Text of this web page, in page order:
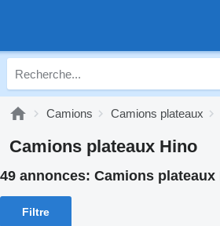
Camions Camions plateaux
Camions plateaux Hino
49 annonces: Camions plateaux
Filtre